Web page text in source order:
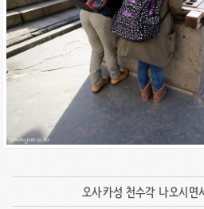
오사카성 천수각 나오시면